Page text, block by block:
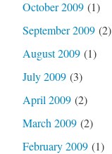
October 2009(1)
September 2009(2)
August 2009(1)
July 2009(3)
April 2009(2)
March 2009(2)
February 2009(1)